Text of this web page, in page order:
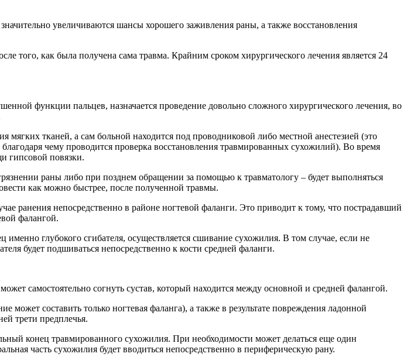
увеличиваются шансы хорошего заживления раны, а также восстановления
того, как была получена сама травма. Крайним сроком хирургического лечения является 24
функции пальцев, назначается проведение довольно сложного хирургического лечения, во
тканей, а сам больной находится под проводниковой либо местной анестезией (это
чему проводится проверка восстановления травмированных сухожилий). Во время
гипсовой повязки.
раны либо при позднем обращении за помощью к травматологу – будет выполняться
как можно быстрее, после полученной травмы.
ранения непосредственно в районе ногтевой фаланги. Это приводит к тому, что пострадавший
фалангой.
глубокого сгибателя, осуществляется сшивание сухожилия. В том случае, если не
будет подшиваться непосредственно к кости средней фаланги.
самостоятельно согнуть сустав, который находится между основной и средней фалангой.
составить только ногтевая фаланга), а также в результате повреждения ладонной
трети предплечья.
конец травмированного сухожилия. При необходимости может делаться еще один
часть сухожилия будет вводиться непосредственно в периферическую рану.